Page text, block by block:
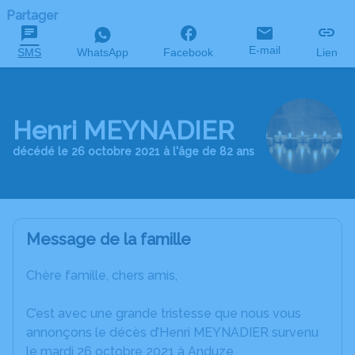
Partager
SMS WhatsApp Facebook E-mail Lien
Henri MEYNADIER
décédé le 26 octobre 2021 à l'âge de 82 ans
Message de la famille
Chère famille, chers amis,
C’est avec une grande tristesse que nous vous
annonçons le décès d’Henri MEYNADIER survenu
le mardi 26 octobre 2021 à Anduze.